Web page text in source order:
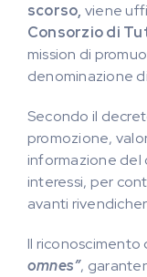
scorso, viene
Consorzio di
mission di
denominazione
Secondo il
promozione,
informazione del
interessi, per
avanti
Il riconoscimento
omnes”,